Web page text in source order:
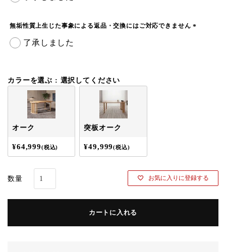
無垢性質上生じた事象による返品・交換にはご対応できません
了承しました
カラーを選ぶ 選択してください
オーク
¥64,999 税込
突板オーク
¥49,999 税込
お気に入りに登録する
カートに入れる